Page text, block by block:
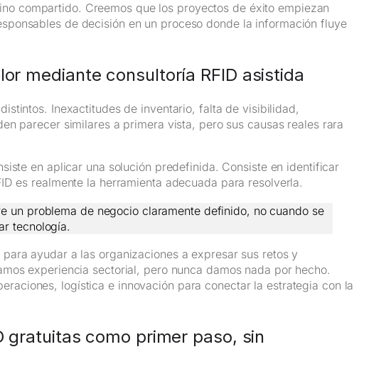
compartido. Creemos que los proyectos de éxito empiezan
de decisión en un proceso donde la información fluye
mediante consultoría RFID asistida
Inexactitudes de inventario, falta de visibilidad,
parecer similares a primera vista, pero sus causas reales rara
en aplicar una solución predefinida. Consiste en identificar
es realmente la herramienta adecuada para resolverla.
un problema de negocio claramente definido, no cuando se
tecnología.
ayudar a las organizaciones a expresar sus retos y
experiencia sectorial, pero nunca damos nada por hecho.
logística e innovación para conectar la estrategia con la
gratuitas como primer paso, sin